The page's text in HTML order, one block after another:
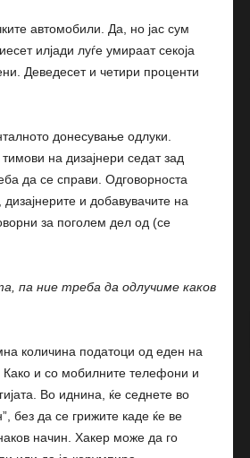
автомобили. Да, но јас сум
илјади луѓе умираат секоја
Деведесет и четири проценти
донесување одлуки.
на дизајнери седат зад
да се справи. Одговорноста
и добавувачите на
за поголем дел од (се
па ние треба да одлучиме каков
количина податоци од еден на
Како и со мобилните телефони и
Во иднина, ќе седнете во
без да се грижите каде ќе ве
начин. Хакер може да го